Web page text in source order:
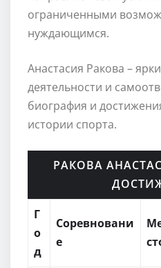
ограниченными
нуждающимся.
Анастасия Ракова –
деятельности и
биография и
истории спорта.
РАКОВА
Г
о
д
Соревновани
е